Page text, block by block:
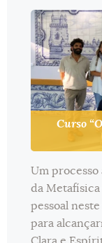
Curso
Um
da
pessoal
para